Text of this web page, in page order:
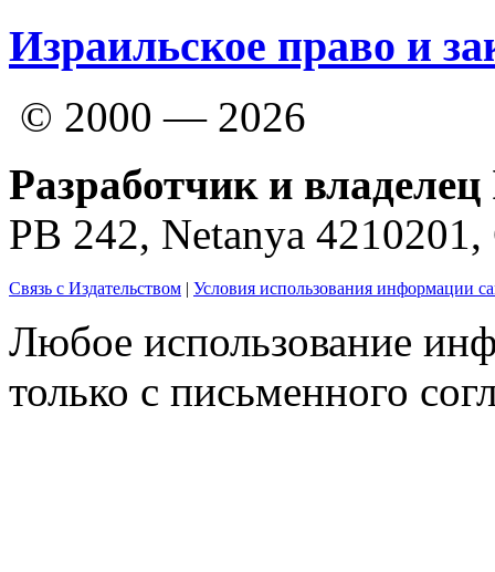
Израильское право и
© 2000 — 2026
Разработчик и
PB 242, Netanya
Связь с Издательством Условия использования информации
Любое использование
только с письменного